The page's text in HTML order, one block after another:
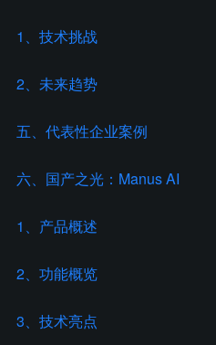
1、技术挑战
2、未来趋势
五、代表性企业案例
六、国产之光：Manus AI
1、产品概述
2、功能概览
3、技术亮点